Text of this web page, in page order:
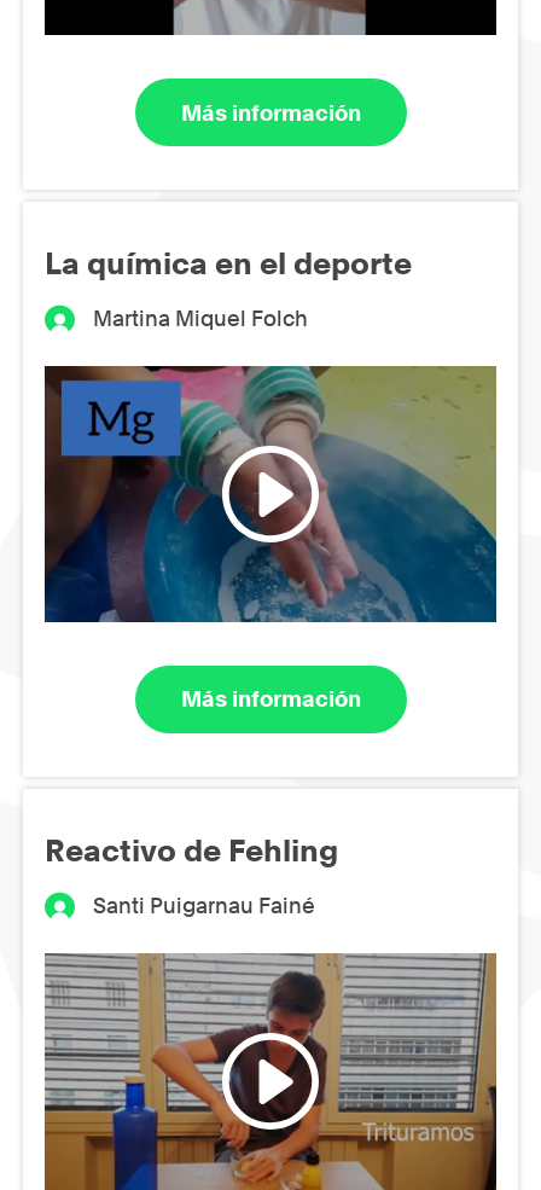
Más información
La química en el deporte
Martina Miquel Folch
Más información
Reactivo de Fehling
Santi Puigarnau Fainé